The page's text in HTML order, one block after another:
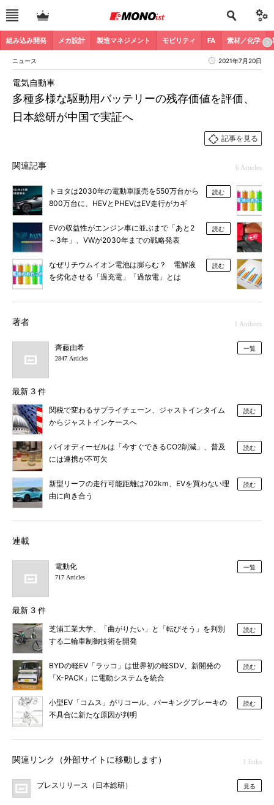
組み込み開発 メカ設計 製造マネジメント モビリティ FA 素材／化学
ニュース 2021年7月20日
多種多様な駆動用バッテリーの残存価値を評価、
日本総研が中国で実証へ
電気自動車
記事を見る
関連記事 6 Articles
トヨタは2030年の電動車販売を550万台から
800万台に、HEVとPHEVはEV走行がカギ
読む
EVの収益性がエンジン車に並ぶまで「あと2
～3年」、VWが2030年までの戦略発表
読む
なぜリチウムイオン電池は膨らむ？ 電解液
を劣化させる「過充電」「過放電」とは
読む
著者 1 Authors
齊藤由希
2847 Articles
一覧
最新 3 件
関税で変わるサプライチェーン、ジャストインタイム
からジャストインケースへ
読む
バイオディーゼルは「今すぐできるCO2削減」、普及
には連携が不可欠
読む
新型リーフの走行可能距離は702km、EVを買わない理
由に向き合う
読む
連載
電動化
717 Articles
一覧
最新 3 件
芝浦工業大学、「曲がりたい」と「転びそう」を判別
する二輪車制御技術を開発
読む
BYDの軽EV「ラッコ」は世界初の軽SDV、新開発の
「X-PACK」に電動システムを統合
読む
小型EV「コムス」がリコール、パーキングブレーキの
不具合に新たな原因が判明
読む
関連リンク（外部サイトに移動します） 1 links
プレスリリース（日本総研） 見る